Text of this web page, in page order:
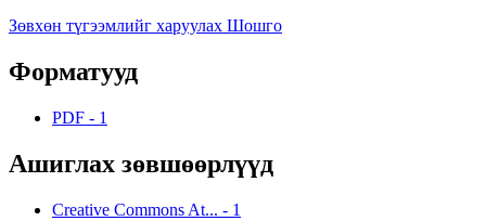
Зөвхөн түгээмлийг харуулах Шошго
Форматууд
PDF - 1
Ашиглах зөвшөөрлүүд
Creative Commons At... - 1